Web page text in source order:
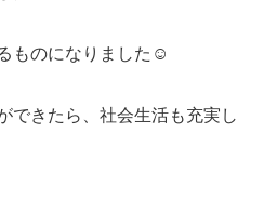
ものになりました☺️
できたら、社会生活も充実し